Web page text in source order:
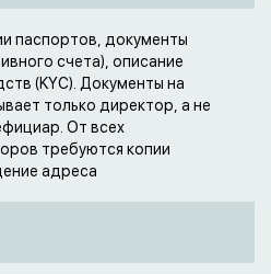
паспортов, документы
счета), описание
(KYC). Документы на
только директор, а не
От всех
требуются копии
адреса